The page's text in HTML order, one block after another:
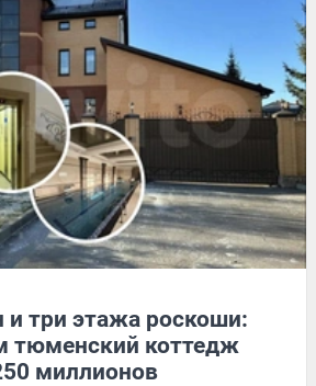
и три этажа роскоши:
тюменский коттедж
миллионов